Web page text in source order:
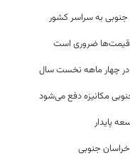
قیمت‌ها ضروری است
مکانیزه دفع می‌شود
پایدار
جنوبی